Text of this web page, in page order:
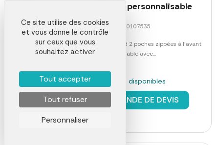
Sacoche multifonctions personnalisable
Référence 01408LAB0107535
Sacoche multifonction 600D. Comprend 2 poches zippées à l'avant
et une bandoulière réglable avec...
En stock : 1377 pièces disponibles
à partir de5,81 € DEMANDE DE DEVIS
Ce site utilise des cookies
et vous donne le contrôle
sur ceux que vous
souhaitez activer
Tout accepter
Tout refuser
Personnaliser